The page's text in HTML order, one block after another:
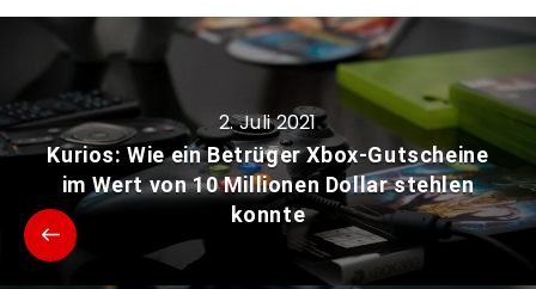
2. Juli 2021
Kurios: Wie ein Betrüger Xbox-Gutscheine
im Wert von 10 Millionen Dollar stehlen
konnte